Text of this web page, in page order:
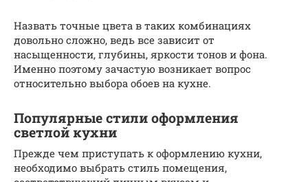
Назвать точные цвета в таких комбинациях
довольно сложно, ведь все зависит от
насыщенности, глубины, яркости тонов и фона.
Именно поэтому зачастую возникает вопрос
относительно выбора обоев на кухне.
Популярные стили оформления
светлой кухни
Прежде чем приступать к оформлению кухни,
необходимо выбрать стиль помещения,